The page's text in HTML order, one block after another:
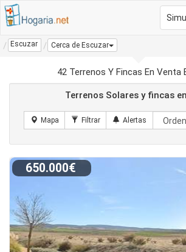
Escuzar Cerca de Escuzar
42 Terrenos Y Fincas En Venta
Terrenos Solares y fincas
650.000€